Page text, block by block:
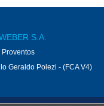
S.A.
Proventos
Geraldo Polezi - (FCA V4)